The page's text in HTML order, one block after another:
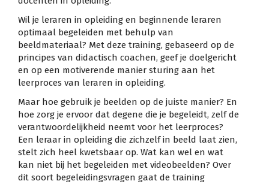
Wil je leraren in opleiding en beginnende leraren
optimaal begeleiden met behulp van
beeldmateriaal? Met deze training, gebaseerd op de
principes van didactisch coachen, geef je doelgericht
en op een motiverende manier sturing aan het
leerproces van leraren in opleiding.
Maar hoe gebruik je beelden op de juiste manier? En
hoe zorg je ervoor dat degene die je begeleidt, zelf de
verantwoordelijkheid neemt voor het leerproces?
Een leraar in opleiding die zichzelf in beeld laat zien,
stelt zich heel kwetsbaar op. Wat kan wel en wat
kan niet bij het begeleiden met videobeelden? Over
dit soort begeleidingsvragen gaat de training